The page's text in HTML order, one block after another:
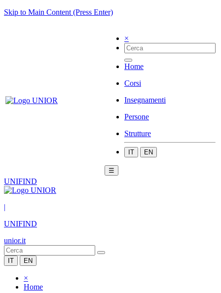
Skip to Main Content (Press Enter)
×
Home
Corsi
Insegnamenti
Persone
Strutture
IT EN
☰
UNIFIND
|
UNIFIND
unior.it
IT EN
×
Home